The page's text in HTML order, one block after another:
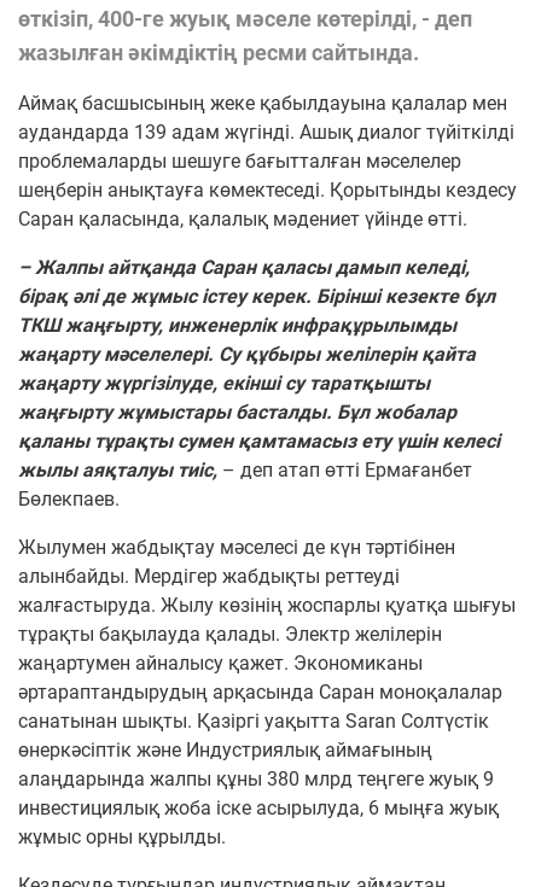
өткізіп, 400-ге жуық мәселе көтерілді, - деп
жазылған әкімдіктің ресми сайтында.
Аймақ басшысының жеке қабылдауына қалалар мен
аудандарда 139 адам жүгінді. Ашық диалог түйіткілді
проблемаларды шешуге бағытталған мәселелер
шеңберін анықтауға көмектеседі. Қорытынды кездесу
Саран қаласында, қалалық мәдениет үйінде өтті.
– Жалпы айтқанда Саран қаласы дамып келеді,
бірақ әлі де жұмыс істеу керек. Бірінші кезекте бұл
ТКШ жаңғырту, инженерлік инфрақұрылымды
жаңарту мәселелері. Су құбыры желілерін қайта
жаңарту жүргізілуде, екінші су таратқышты
жаңғырту жұмыстары басталды. Бұл жобалар
қаланы тұрақты сумен қамтамасыз ету үшін келесі
жылы аяқталуы тиіс, – деп атап өтті Ермағанбет
Бөлекпаев.
Жылумен жабдықтау мәселесі де күн тәртібінен
алынбайды. Мердігер жабдықты реттеуді
жалғастыруда. Жылу көзінің жоспарлы қуатқа шығуы
тұрақты бақылауда қалады. Электр желілерін
жаңартумен айналысу қажет. Экономиканы
әртараптандырудың арқасында Саран моноқалалар
санатынан шықты. Қазіргі уақытта Saran Солтүстік
өнеркәсіптік және Индустриялық аймағының
алаңдарында жалпы құны 380 млрд теңгеге жуық 9
инвестициялық жоба іске асырылуда, 6 мыңға жуық
жұмыс орны құрылды.